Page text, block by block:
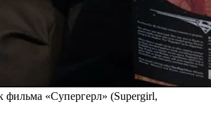
фильма «Супергерл» (Supergirl,